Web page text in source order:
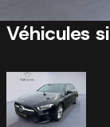
Véhicules